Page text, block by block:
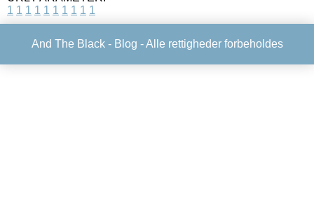
1 1 1 1 1 1 1 1 1 1
And The Black - Blog - Alle rettigheder forbeholdes